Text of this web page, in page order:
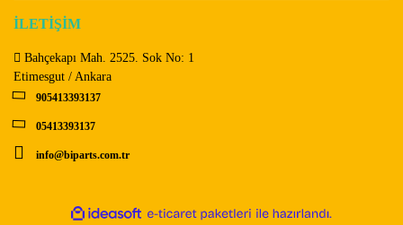
İLETİŞİM
Bahçekapı Mah. 2525. Sok No: 1
Etimesgut / Ankara
905413393137
05413393137
info@biparts.com.tr
ideasoft
e-